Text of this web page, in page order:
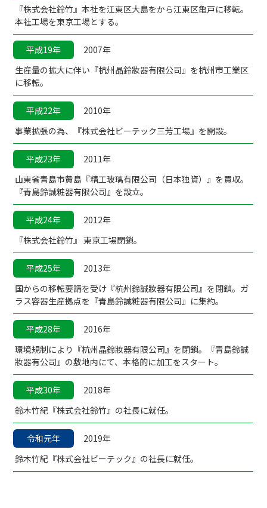
『株式会社鈴竹』本社を江東区大島をから江東区亀戸に移転。
本社工場を東京工場とする。
平成19年
2007年
生産量の拡大に伴い『杭州晶鈴妝器有限公司』を杭州市工業区
に移転。
平成22年
2010年
事業拡張の為、『株式会社ビーテック三芳工場』を開設。
平成23年
2011年
山東省青島市黄島『精工玻璃有限公司（日本独資）』を買収。
『青島鈴誠粧器有限公司』を設立。
平成24年
2012年
『株式会社鈴竹』 東京工場閉鎖。
平成25年
2013年
国からの移転要請を受け『杭州鈴誠妝器有限公司』を閉鎖。ガ
ラス容器生産拠点を『青島鈴誠粧器有限公司』に集約。
平成28年
2016年
環境規制により『杭州晶鈴妝器有限公司』を閉鎖。『青島鈴誠
妝器有公司』の敷地内にて、本格的に加工をスタート。
平成30年
2018年
鈴木竹紀『株式会社鈴竹』の社長に就任。
令和元年
2019年
鈴木竹紀『株式会社ビーテック』の社長に就任。